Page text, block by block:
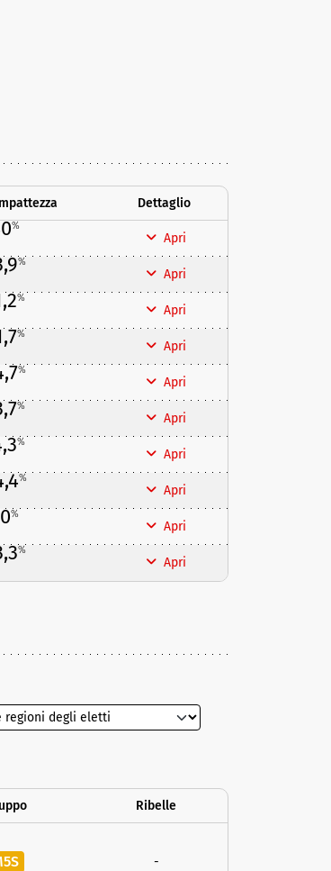
Dettaglio
%
Apri
%
Apri
%
Apri
%
Apri
%
Apri
%
Apri
%
Apri
%
Apri
%
Apri
%
Apri
Ribelle
-